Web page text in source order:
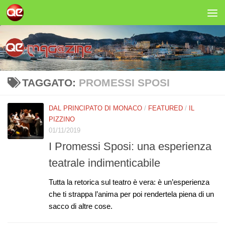
Salta al contenuto
TAGGATO: PROMESSI SPOSI
DAL PRINCIPATO DI MONACO / FEATURED /
IL
PIZZINO
01/11/2019
I Promessi Sposi: una esperienza
teatrale indimenticabile
Tutta la retorica sul teatro è vera: è un’esperienza
che ti strappa l’anima per poi rendertela piena di un
sacco di altre cose.